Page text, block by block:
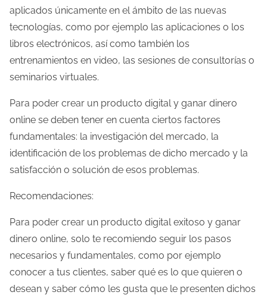
aplicados únicamente en el ámbito de las nuevas
tecnologías, como por ejemplo las aplicaciones o los
libros electrónicos, así como también los
entrenamientos en video, las sesiones de consultorías o
seminarios virtuales.
Para poder crear un producto digital y ganar dinero
online se deben tener en cuenta ciertos factores
fundamentales: la investigación del mercado, la
identificación de los problemas de dicho mercado y la
satisfacción o solución de esos problemas.
Recomendaciones:
Para poder crear un producto digital exitoso y ganar
dinero online, solo te recomiendo seguir los pasos
necesarios y fundamentales, como por ejemplo
conocer a tus clientes, saber qué es lo que quieren o
desean y saber cómo les gusta que le presenten dichos